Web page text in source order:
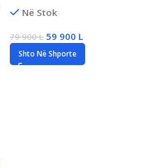
Gen12, 32GB DDR4, 512GB
Në Stok
79 900L 59 900 L
Shto Në Shporte